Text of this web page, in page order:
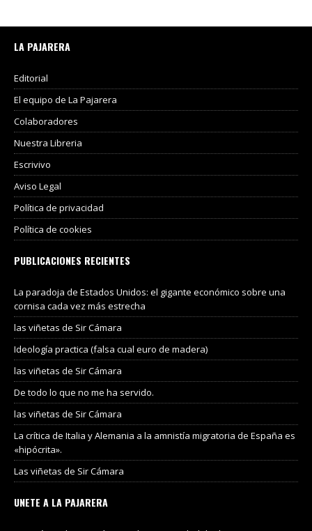
LA PAJARERA
Editorial
El equipo de La Pajarera
Colaboradores
Nuestra Libreria
Escrivivo
Aviso Legal
Política de privacidad
Política de cookies
PUBLICACIONES RECIENTES
La paradoja de Estados Unidos: el gigante económico sobre una
cornisa cada vez más estrecha
las viñetas de Sir Cámara
Ideología practica (falsa cual euro de madera)
las viñetas de Sir Cámara
De todo lo que no me ha servido.
las viñetas de Sir Cámara
La crítica de Italia y Alemania a la amnistía migratoria de España es
«hipócrita».
Las viñetas de Sir Cámara
UNETE A LA PAJARERA